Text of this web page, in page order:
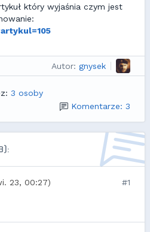
który wyjaśnia czym jest
Autor: gnysek
3 osoby
Komentarze: 3
23, 00:27)
#1